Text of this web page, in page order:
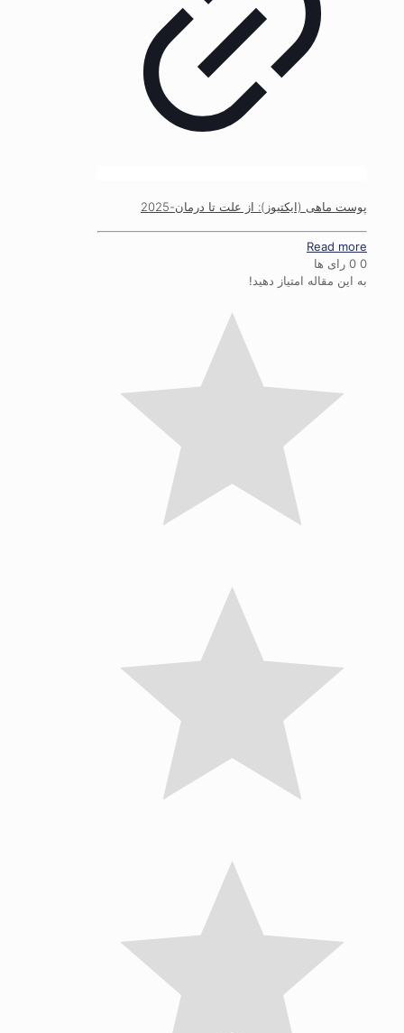
پوست ماهی (ایکتیوز): از علت تا درمان-2025
Read more
0
0 رای ها
به این مقاله امتیاز دهید!